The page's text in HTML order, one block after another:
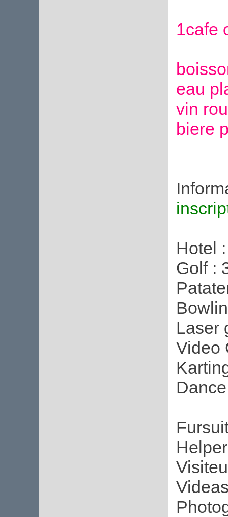
1cafe
eau
vin
biere
Hotel
Golf :
Laser
Video